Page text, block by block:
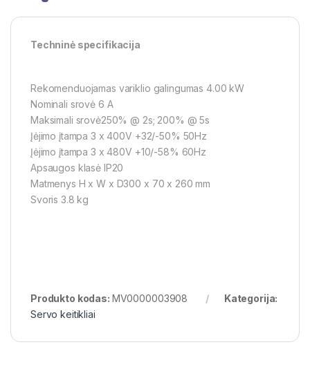
Techninė specifikacija
Rekomenduojamas variklio galingumas 4.00 kW
Nominali srovė 6 A
Maksimali srovė250% @ 2s; 200% @ 5s
Įėjimo įtampa 3 x 400V +32/-50% 50Hz
Įėjimo įtampa 3 x 480V +10/-58% 60Hz
Apsaugos klasė IP20
Matmenys H x W x D300 x 70 x 260 mm
Svoris 3.8 kg
Produkto kodas: MV0000003908
Kategorija:
Servo keitikliai